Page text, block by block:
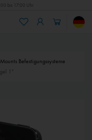
bis 17:00 Uhr
Befestigungssysteme
1"